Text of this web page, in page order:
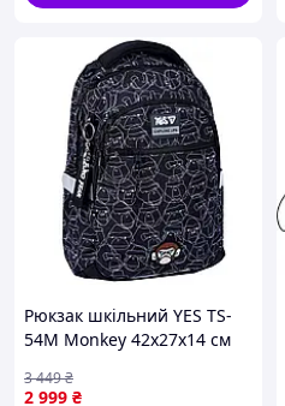
Рюкзак шкільний YES TS-
54M Monkey 42х27х14 см
2 999 ₴
3 449₴